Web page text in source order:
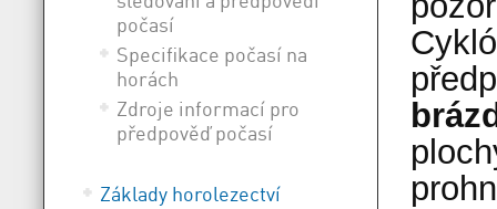
počasí
Specifikace počasí na
horách
Zdroje informací pro
předpověď počasí
Základy horolezectví